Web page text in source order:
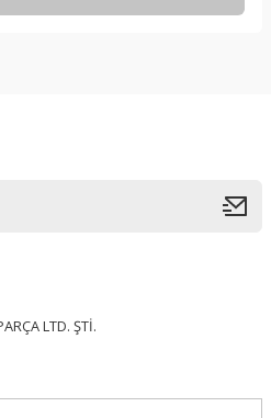
görüntülenemiyor.
LTD. ŞTİ.